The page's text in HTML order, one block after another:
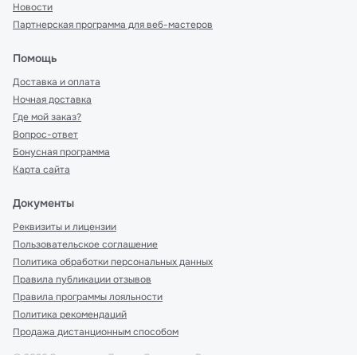
Новости
Партнерская программа для веб-мастеров
Помощь
Доставка и оплата
Ночная доставка
Где мой заказ?
Вопрос-ответ
Бонусная программа
Карта сайта
Документы
Реквизиты и лицензии
Пользовательское соглашение
Политика обработки персональных данных
Правила публикации отзывов
Правила программы лояльности
Политика рекомендаций
Продажа дистанционным способом